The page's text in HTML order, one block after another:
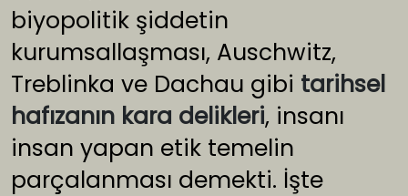
biyopolitik şiddetin
kurumsallaşması, Auschwitz,
Treblinka ve Dachau gibi tarihsel
hafızanın kara delikleri, insanı
insan yapan etik temelin
parçalanması demekti. İşte